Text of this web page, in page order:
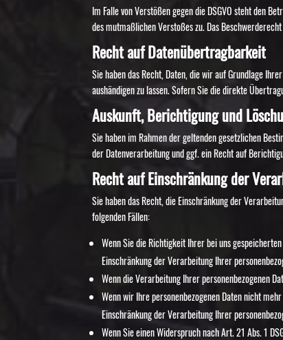
Im Falle von Verstößen gegen die DSGVO steht den
des mutmaßlichen Verstoßes zu. Das
Recht auf Daten­übertrag­barkeit
Sie haben das Recht, Daten, die wir auf Grundlage
aushändigen zu lassen. Sofern Sie die direkte
Auskunft, Berichtigung und
Sie haben im Rahmen der geltenden gesetzlichen
der Datenverarbeitung und ggf. ein Recht auf
Recht auf Einschränkung der
Sie haben das Recht, die Einschränkung der
folgenden Fällen:
Wenn Sie die Richtigkeit Ihrer bei uns
Einschränkung der Verarbeitung Ihrer
Wenn die Verarbeitung Ihrer personenbezogenen
Wenn wir Ihre personenbezogenen Daten nicht
Einschränkung der Verarbeitung Ihrer
Wenn Sie einen Widerspruch nach Art. 21 Abs. 1